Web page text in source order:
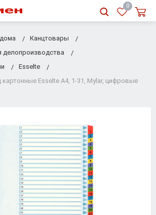
RU
0
Канцтовары
делопроизводства
Esselte
картонные Esselte A4, 1-31, Mylar, цифровые